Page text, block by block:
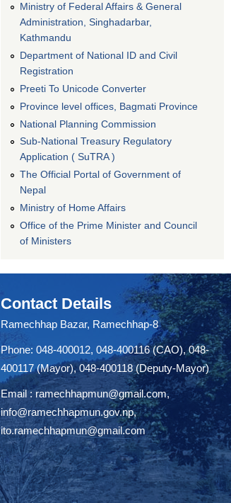
Ministry of Federal Affairs & General
Administration, Singhadarbar,
Kathmandu
Department of National ID and Civil
Registration
Preeti To Unicode Converter
Province level offices, Bagmati Province
National Planning Commission
Sub-National Treasury Regulatory
Application ( SuTRA )
The Official Portal of Government of
Nepal
Ministry of Home Affairs
Office of the Prime Minister and Council
of Ministers
Contact Details
Ramechhap Bazar, Ramechhap-8
Phone: 048-400012, 048-400116 (CAO), 048-
400117 (Mayor), 048-400118 (Deputy-Mayor)
Email : ramechhapmun@gmail.com,
info@ramechhapmun.gov.np,
ito.ramechhapmun@gmail.com